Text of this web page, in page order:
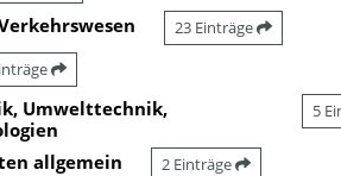
23 Einträge
Umwelttechnik,
5
allgemein 2 Einträge